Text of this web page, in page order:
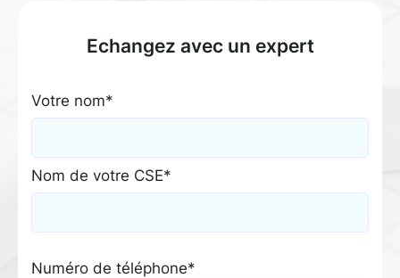
Echangez avec un expert
Votre nom*
Nom de votre CSE*
Numéro de téléphone*